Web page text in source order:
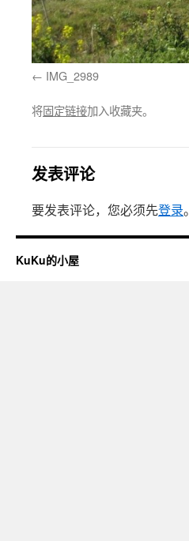
IMG_2989
将固定链接加入收藏夹。
发表评论
要发表评论，您必须先登录。
KuKu的小屋